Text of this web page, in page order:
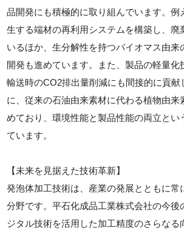
品開発にも積極的に取り組んでいます。例
生する端材の再利用システムを構築し、廃
いるほか、生分解性を持つバイオマス由来
開発も進めています。また、製品の軽量化
輸送時のCO2排出量削減にも間接的に貢献
に、従来の石油由来素材に代わる植物由来
めており、環境性能と製品性能の両立とい
ています。
【未来を見据えた技術革新】
発泡体加工技術は、産業の発展とともに常
分野です。平石化成品工業株式会社の今後
ジタル技術を活用した加工精度のさらなる